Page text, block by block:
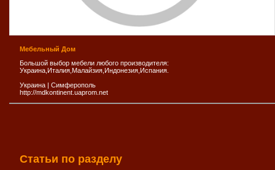
Мебельный Дом
Большой выбор мебели любого производителя:
Украина,Италия,Малайзия,Индонезия,Испания.
Украина | Симферополь
http://mdkontinent.uaprom.net
Статьи по разделу